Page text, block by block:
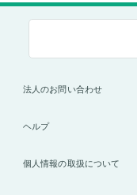
法人のお問い合わせ
ヘルプ
個人情報の取扱について